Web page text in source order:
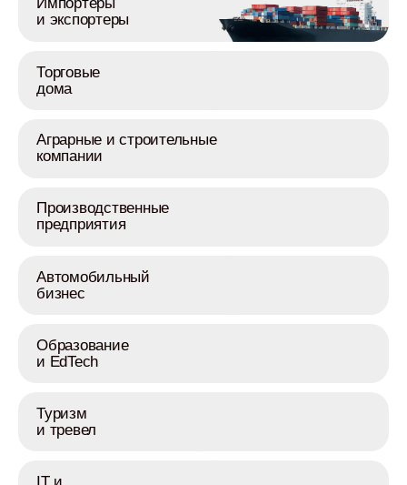
и экспортеры
Торговые
дома
Аграрные и строительные
компании
Производственные
предприятия
Автомобильный
бизнес
Образование
и EdTech
Туризм
и тревел